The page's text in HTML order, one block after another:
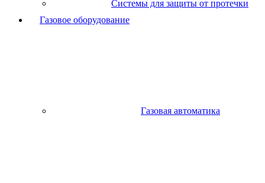
Системы для защиты от протечки
Газовое оборудование
Газовая автоматика